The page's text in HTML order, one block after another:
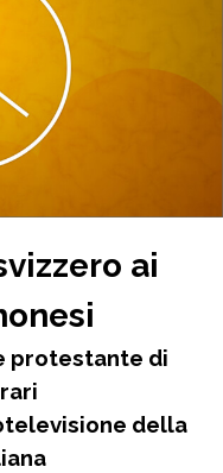
ai
protestante di
della